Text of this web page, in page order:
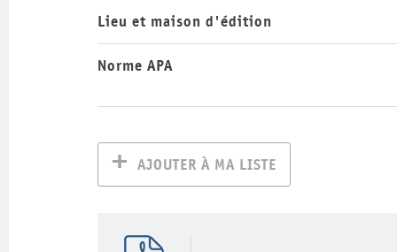
Lieu et maison d'édition
Norme APA
AJOUTER À MA LISTE